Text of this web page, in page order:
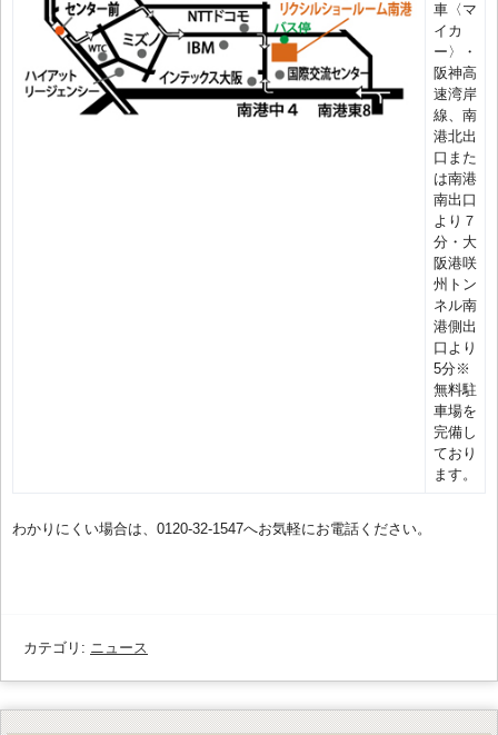
車〈マ
イカ
ー〉・
阪神高
速湾岸
線、南
港北出
口また
は南港
南出口
より７
分・大
阪港咲
州トン
ネル南
港側出
口より
5分※
無料駐
車場を
完備し
ており
ます。
わかりにくい場合は、0120-32-1547へお気軽にお電話ください。
カテゴリ: ニュース